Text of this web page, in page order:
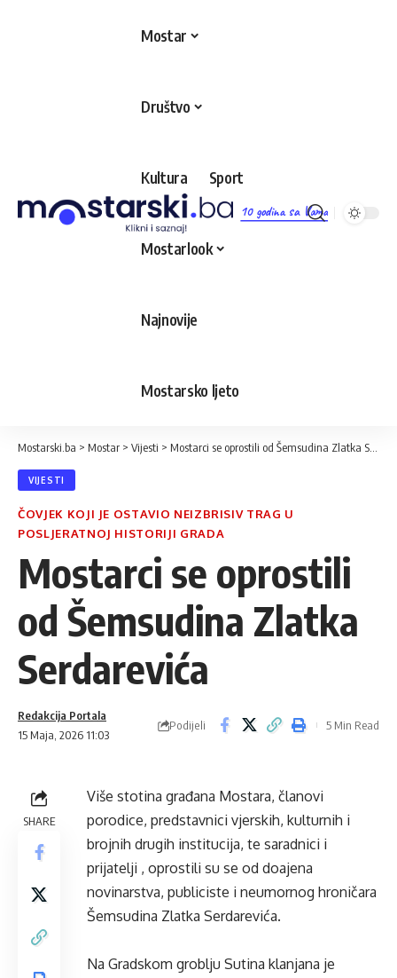
10 godina sa Vama
Mostar
Društvo
Kultura Sport
Mostarlook
Najnovije
Mostarsko ljeto
Mostarski.ba > Mostar > Vijesti > Mostarci se oprostili od Šemsudina Zlatka Serdarevića
VIJESTI
ČOVJEK KOJI JE OSTAVIO NEIZBRISIV TRAG U
POSLJERATNOJ HISTORIJI GRADA
Mostarci se oprostili
od Šemsudina Zlatka
Serdarevića
15 Maja, 2026 11:03
Redakcija Portala
Podijeli 5 Min Read
SHARE
Više stotina građana Mostara, članovi
porodice, predstavnici vjerskih, kulturnih i
brojnih drugih institucija, te saradnici i
prijatelji , oprostili su se od doajena
novinarstva, publiciste i neumornog hroničara
Šemsudina Zlatka Serdarevića.
Na Gradskom groblju Sutina klanjana je